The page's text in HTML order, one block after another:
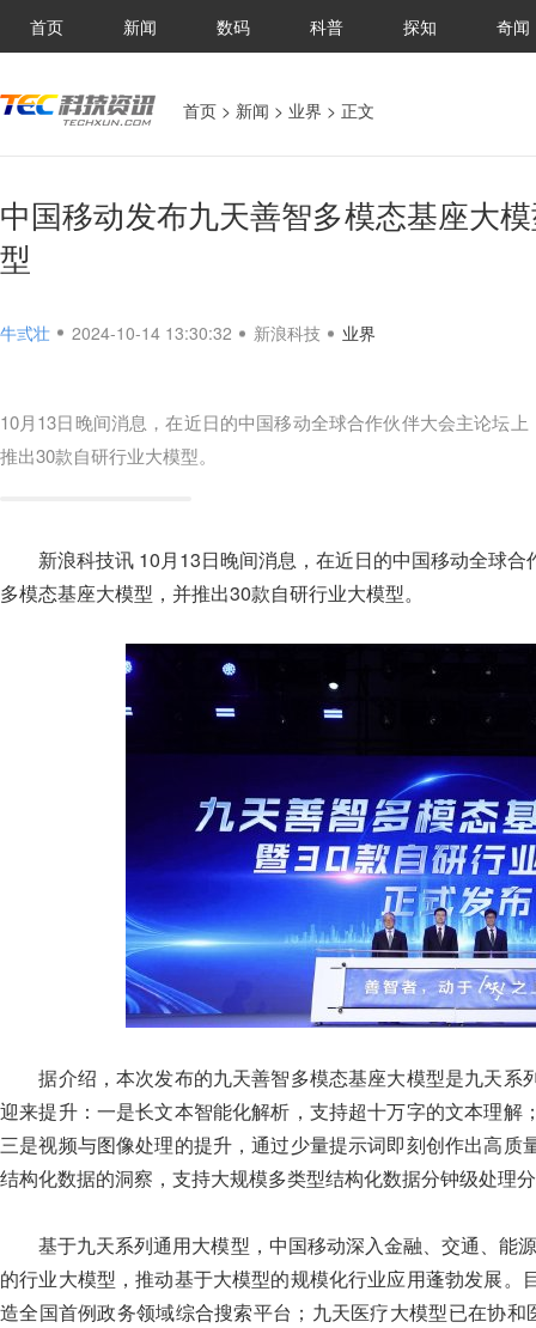
首页 新闻 数码 科普 探知 奇闻
首页 > 新闻 > 业界 > 正文
中国移动发布九天善智多模态基座大
型
牛弎壮 2024-10-14 13:30:32 新浪科技 业界
10月13日晚间消息，在近日的中国移动全球合作伙伴大会主论坛
推出30款自研行业大模型。
新浪科技讯 10月13日晚间消息，在近日的中国移动全球合
多模态基座大模型，并推出30款自研行业大模型。
据介绍，本次发布的九天善智多模态基座大模型是九天系
迎来提升：一是长文本智能化解析，支持超十万字的文本理
三是视频与图像处理的提升，通过少量提示词即刻创作出高
结构化数据的洞察，支持大规模多类型结构化数据分钟级处理
基于九天系列通用大模型，中国移动深入金融、交通、能
的行业大模型，推动基于大模型的规模化行业应用蓬勃发展
造全国首例政务领域综合搜索平台；九天医疗大模型已在协